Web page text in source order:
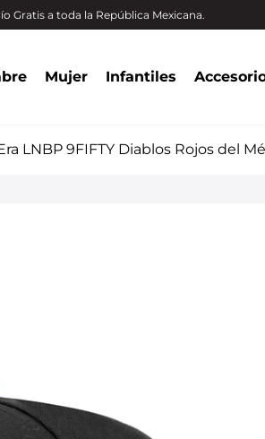
Gratis a toda la República Mexicana.
Mujer Infantiles
LNBP 9FIFTY Diablos Rojos del